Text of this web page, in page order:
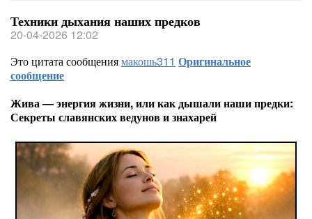
Техники дыхания наших предков
20-04-2026 12:02
Это цитата сообщениямакошь311 Оригинальное
сообщение
Жива — энергия жизни, или как дышали наши предки:
Секреты славянских ведунов и знахарей